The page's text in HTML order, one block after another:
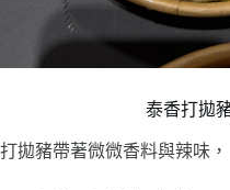
泰香打拋
打拋豬帶著微微香料與辣味